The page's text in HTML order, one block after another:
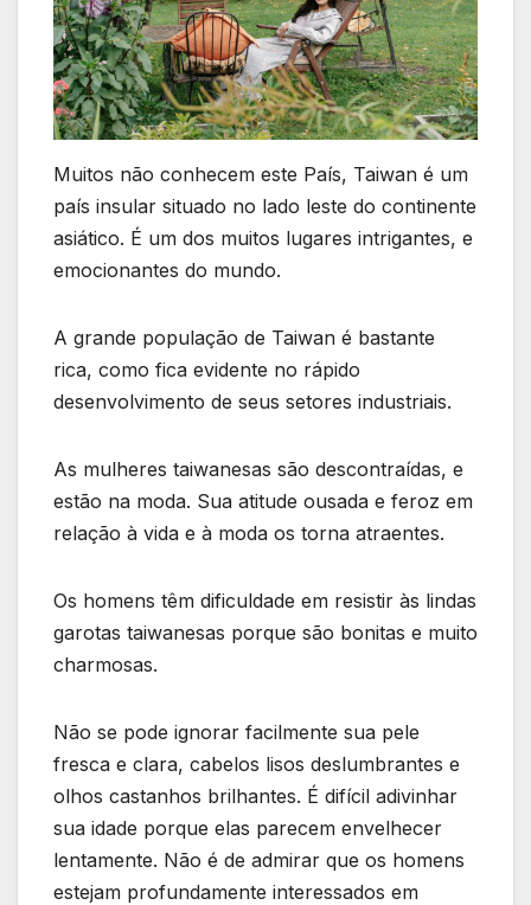
Muitos não conhecem este País, Taiwan é um
país insular situado no lado leste do continente
asiático. É um dos muitos lugares intrigantes, e
emocionantes do mundo.
A grande população de Taiwan é bastante
rica, como fica evidente no rápido
desenvolvimento de seus setores industriais.
As mulheres taiwanesas são descontraídas, e
estão na moda. Sua atitude ousada e feroz em
relação à vida e à moda os torna atraentes.
Os homens têm dificuldade em resistir às lindas
garotas taiwanesas porque são bonitas e muito
charmosas.
Não se pode ignorar facilmente sua pele
fresca e clara, cabelos lisos deslumbrantes e
olhos castanhos brilhantes. É difícil adivinhar
sua idade porque elas parecem envelhecer
lentamente. Não é de admirar que os homens
estejam profundamente interessados em